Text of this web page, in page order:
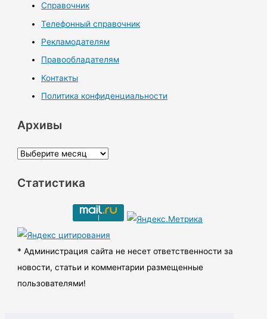
Справочник
Телефонный справочник
Рекламодателям
Правообладателям
Контакты
Политика конфиденциальности
Архивы
А
х
ы
Статистика
* Администрация сайта не несет ответственности за
новости, статьи и комментарии размещенные
пользователями!